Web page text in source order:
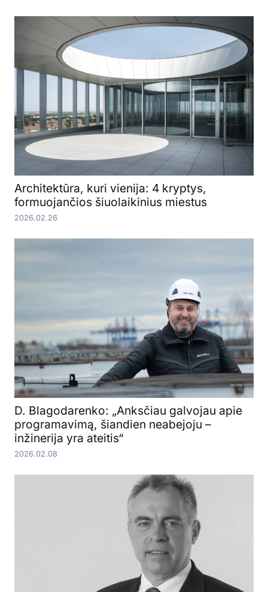
Architektūra, kuri vienija: 4 kryptys,
formuojančios šiuolaikinius miestus
2026.02.26
D. Blagodarenko: „Anksčiau galvojau apie
programavimą, šiandien neabejoju –
inžinerija yra ateitis“
2026.02.08